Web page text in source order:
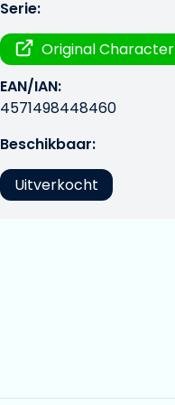
Serie:
Original Character
EAN/IAN:
4571498448460
Beschikbaar:
Uitverkocht